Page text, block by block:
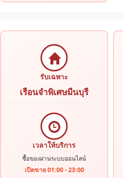
รับเฉพาะ
เรือนจำพิเศษมีนบุรี
เวลาให้บริการ
ซื้อของผ่านระบบออนไลน์
เปิดขาย 01:00 - 23:00